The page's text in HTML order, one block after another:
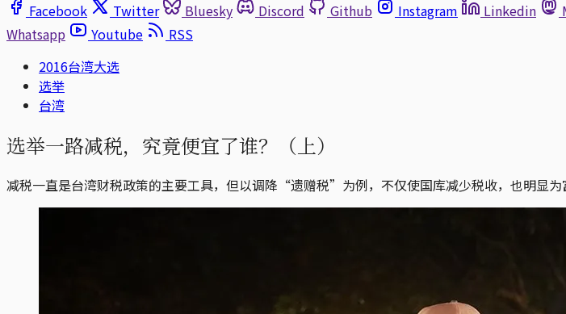
Facebook
Twitter Bluesky Discord Github Instagram Linkedin
Whatsapp
Youtube
RSS
2016台湾大选
选举
台湾
选举一路减税，究竟便宜了谁？（上）
减税一直是台湾财税政策的主要工具，但以调降“遗赠税”为例，不仅使国库减少税收，也明显为